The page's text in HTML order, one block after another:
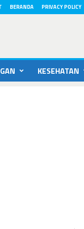
BERANDA PRIVACY POLICY
KESEHATAN